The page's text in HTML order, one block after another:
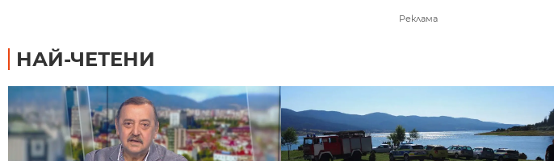
Реклама
НАЙ-ЧЕТЕНИ